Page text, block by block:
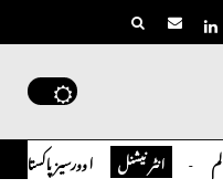
اوورسیز پاکستانی ڈاکٹر سعید حسین شاہ